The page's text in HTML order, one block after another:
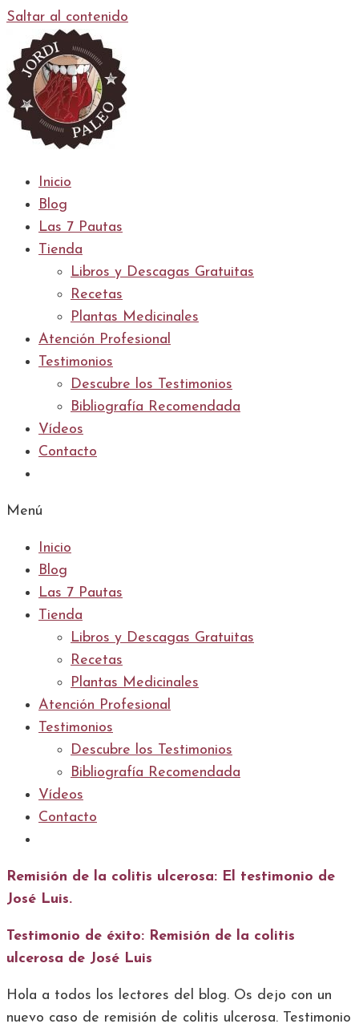
Saltar al contenido
Inicio
Blog
Las 7 Pautas
Tienda
Libros y Descagas Gratuitas
Recetas
Plantas Medicinales
Atención Profesional
Testimonios
Descubre los Testimonios
Bibliografía Recomendada
Vídeos
Contacto
Menú
Inicio
Blog
Las 7 Pautas
Tienda
Libros y Descagas Gratuitas
Recetas
Plantas Medicinales
Atención Profesional
Testimonios
Descubre los Testimonios
Bibliografía Recomendada
Vídeos
Contacto
Remisión de la colitis ulcerosa: El testimonio de
José Luis.
Testimonio de éxito: Remisión de la colitis
ulcerosa de José Luis
Hola a todos los lectores del blog. Os dejo con un
nuevo caso de remisión de colitis ulcerosa. Testimonio